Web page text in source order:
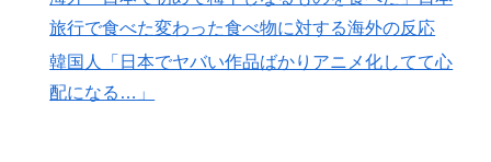
旅行で食べた変わった食べ物に対する海外の反応
韓国人「日本でヤバい作品ばかりアニメ化してて心
配になる…」